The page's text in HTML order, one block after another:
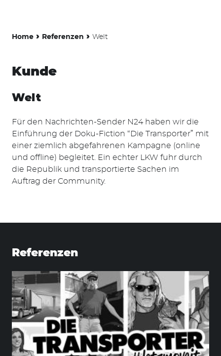
Home › Referenzen › Welt
Kunde
Welt
Für den Nachrichten-Sender N24 haben wir die
Einführung der Doku-Fiction “Die Transporter” mit
einer ziemlich abgefahrenen Kampagne (online
und offline) begleitet. Ein echter LKW fuhr durch
die Republik und transportierte Sachen im
Auftrag der Community.
Referenzen